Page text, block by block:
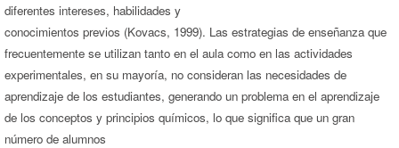
diferentes intereses, habilidades y
conocimientos previos (Kovacs, 1999). Las estrategias de enseñanza que
frecuentemente se utilizan tanto en el aula como en las actividades
experimentales, en su mayoría, no consideran las necesidades de
aprendizaje de los estudiantes, generando un problema en el aprendizaje
de los conceptos y principios químicos, lo que significa que un gran
número de alumnos